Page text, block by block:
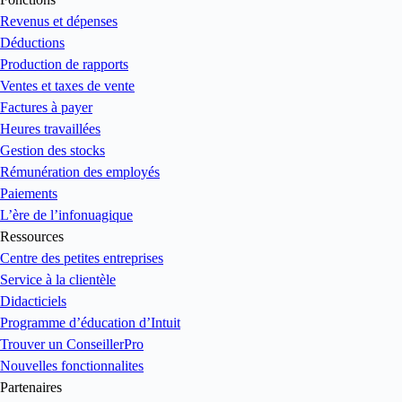
Suivi des classes et des lieux (illimité)
Automatisation des flux de travaux
Envoyez des données dans les deux sens entre QuickBooks en
ligne Avancé et Excel pour obtenir de l’information plus précise
et des indications personnalisées.
Comptabilisation des produits
Envoyez des données dans les deux sens entre QuickBooks en
ligne Avancé et Excel pour obtenir de l’information plus précise
et des indications personnalisées.
Sauvegarder et restaurer vos données
Envoyez des données dans les deux sens entre QuickBooks en
ligne Avancé et Excel pour obtenir de l’information plus précise
et des indications personnalisées.
Soutien prioritaire et formation sur demande
Envoyez des données dans les deux sens entre QuickBooks en
ligne Avancé et Excel pour obtenir de l’information plus précise
et des indications personnalisées.
Voir toutes les fonctions
Revenus et dépenses
Déductions
Production de rapports
Ventes et taxes de vente
Factures à payer
Heures travaillées
Gestion des stocks
Rémunération des employés
Paiements
L’ère de l’infonuagique
Ressources
Centre des petites entreprises
Service à la clientèle
Didacticiels
Programme d’éducation d’Intuit
Trouver un ConseillerPro
Nouvelles fonctionnalites
Partenaires